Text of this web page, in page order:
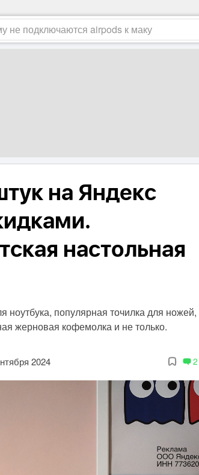
на Яндекс
настольная
ноутбука, популярная точилка для ножей,
жерновая кофемолка и не только.
2024 2